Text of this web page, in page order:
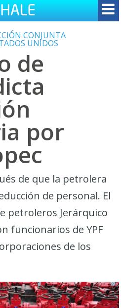
CONJUNTA
UNIDOS
de
por
de que la petrolera
de personal. El
petroleros Jerárquico
funcionarios de YPF
de los